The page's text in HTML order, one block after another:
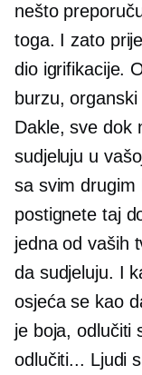
nešto
toga. I zato
dio igrifikacije.
burzu,
Dakle, sve dok
sudjeluju u
sa svim drugim
postignete taj
jedna od vaših
da sudjeluju. I
osjeća se kao
je boja, odlučiti
odlučiti... Ljudi